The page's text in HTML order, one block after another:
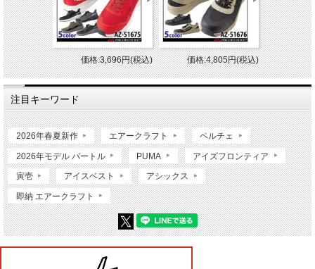
価格:3,696円(税込) 価格:4,805円(税込)
注目キーワード
2026年春夏新作 エアークラフト ペルチェ
2026年モデル バートル PUMA アイズフロンティア
寅壱 アイスベスト アシックス
即納 エアークラフト